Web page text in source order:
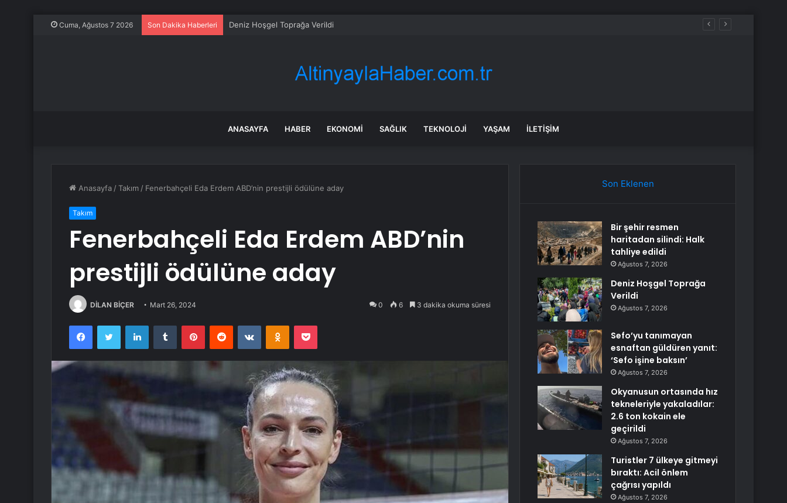
Cuma, Ağustos 7 2026 Son Dakika Haberleri Deniz Hoşgel Toprağa Verildi
ANASAYFA HABER EKONOMI SAĞLIK TEKNOLOJI YAŞAM İLETIŞIM
Anasayfa /Takım / Fenerbahçeli Eda Erdem ABD’nin prestijli ödülüne aday
Takım
Fenerbahçeli Eda Erdem ABD’nin
prestijli ödülüne aday
DİLAN BİÇER Mart 26, 2024 0 6 3 dakika okuma süresi
FacebookTwitter LinkedInTumblr PinterestReddit VKontakteOdnoklassniki
Pocket
Son Eklenen
Bir şehir resmen
haritadan silindi: Halk
tahliye edildi
Ağustos 7, 2026
Deniz Hoşgel Toprağa
Verildi
Ağustos 7, 2026
Sefo’yu tanımayan
esnaftan güldüren yanıt:
‘Sefo işine baksın’
Ağustos 7, 2026
Okyanusun ortasında hız
tekneleriyle yakaladılar:
2.6 ton kokain ele
geçirildi
Ağustos 7, 2026
Turistler 7 ülkeye gitmeyi
bıraktı: Acil önlem
çağrısı yapıldı
Ağustos 7, 2026